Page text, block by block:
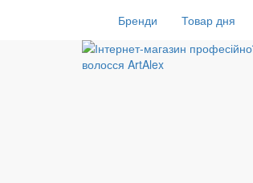
Бренди Товар дня